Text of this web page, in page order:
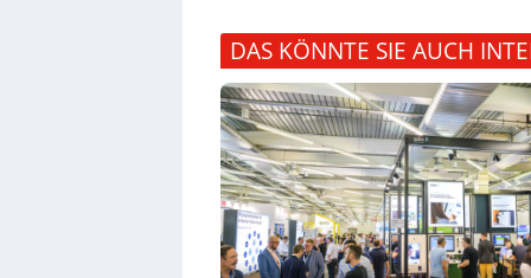
DAS KÖNNTE SIE AUCH